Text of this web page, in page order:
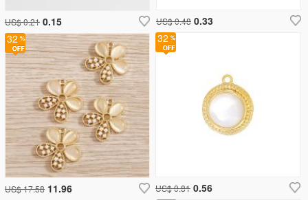
US$ 0.21 0.15 US$ 0.48 0.33
32
US$ 17.58 11.96
32
US$ 0.81 0.56